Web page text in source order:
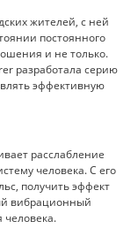
жителей, с ней
постоянного
и не только.
разработала серию
эффективную
расслабление
человека. С его
получить эффект
вибрационный
человека.